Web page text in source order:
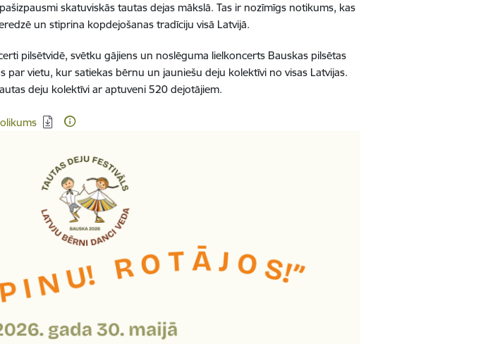
skatuviskās tautas dejas mākslā. Tas ir nozīmīgs notikums, kas
un stiprina kopdejošanas tradīciju visā Latvijā.
pilsētvidē, svētku gājiens un noslēguma lielkoncerts Bauskas pilsētas
par vietu, kur satiekas bērnu un jauniešu deju kolektīvi no visas Latvijas.
deju kolektīvi ar aptuveni 520 dejotājiem.